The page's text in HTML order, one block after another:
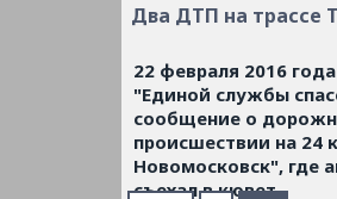
Два ДТП на трассе
22 февраля 2016
"Единой службы
сообщение о
происшествии на 24
Новомосковск", где
съехал в кювет.